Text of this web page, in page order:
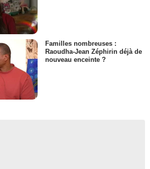
Familles nombreuses :
Raoudha-Jean Zéphirin déjà de
nouveau enceinte ?